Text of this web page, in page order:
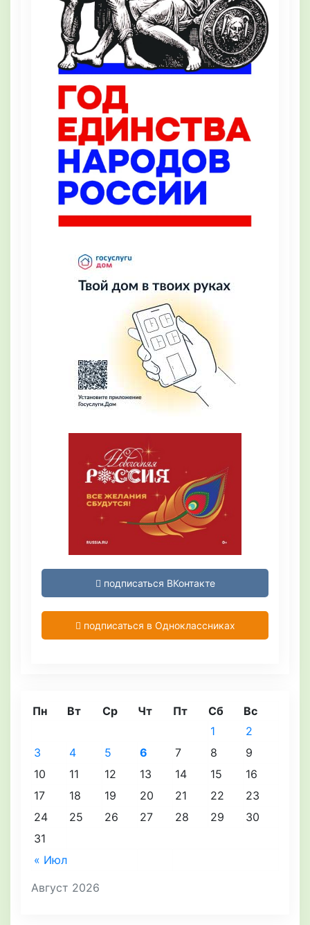
подписаться ВКонтакте
подписаться в Одноклассниках
Август 2026
Пн Вт Ср Чт Пт Сб Вс
« Июл
1
2
3
4 5 6 7 8
9
10
11 12 13 14 15
16
17
18 19 20 21 22
23
24
25 26 27 28 29
30
31